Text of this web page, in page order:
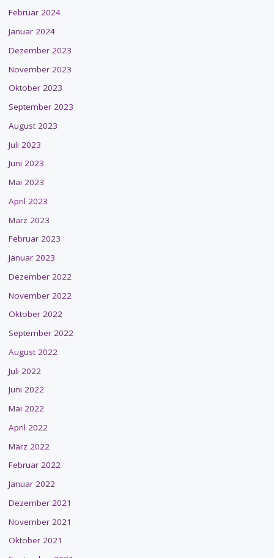
Februar 2024
Januar 2024
Dezember 2023
November 2023
Oktober 2023
September 2023
August 2023
Juli 2023
Juni 2023
Mai 2023
April 2023
März 2023
Februar 2023
Januar 2023
Dezember 2022
November 2022
Oktober 2022
September 2022
August 2022
Juli 2022
Juni 2022
Mai 2022
April 2022
März 2022
Februar 2022
Januar 2022
Dezember 2021
November 2021
Oktober 2021